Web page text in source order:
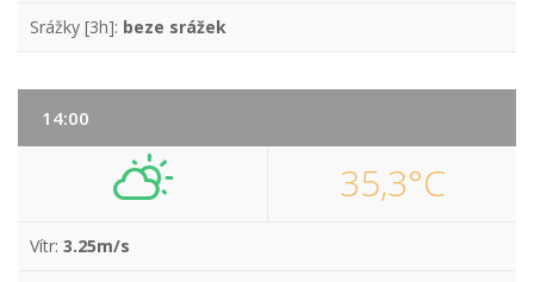
Srážky [3h]: beze srážek
14:00
35,3°C
Vítr: 3.25m/s